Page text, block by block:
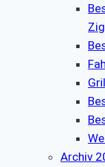
Archiv